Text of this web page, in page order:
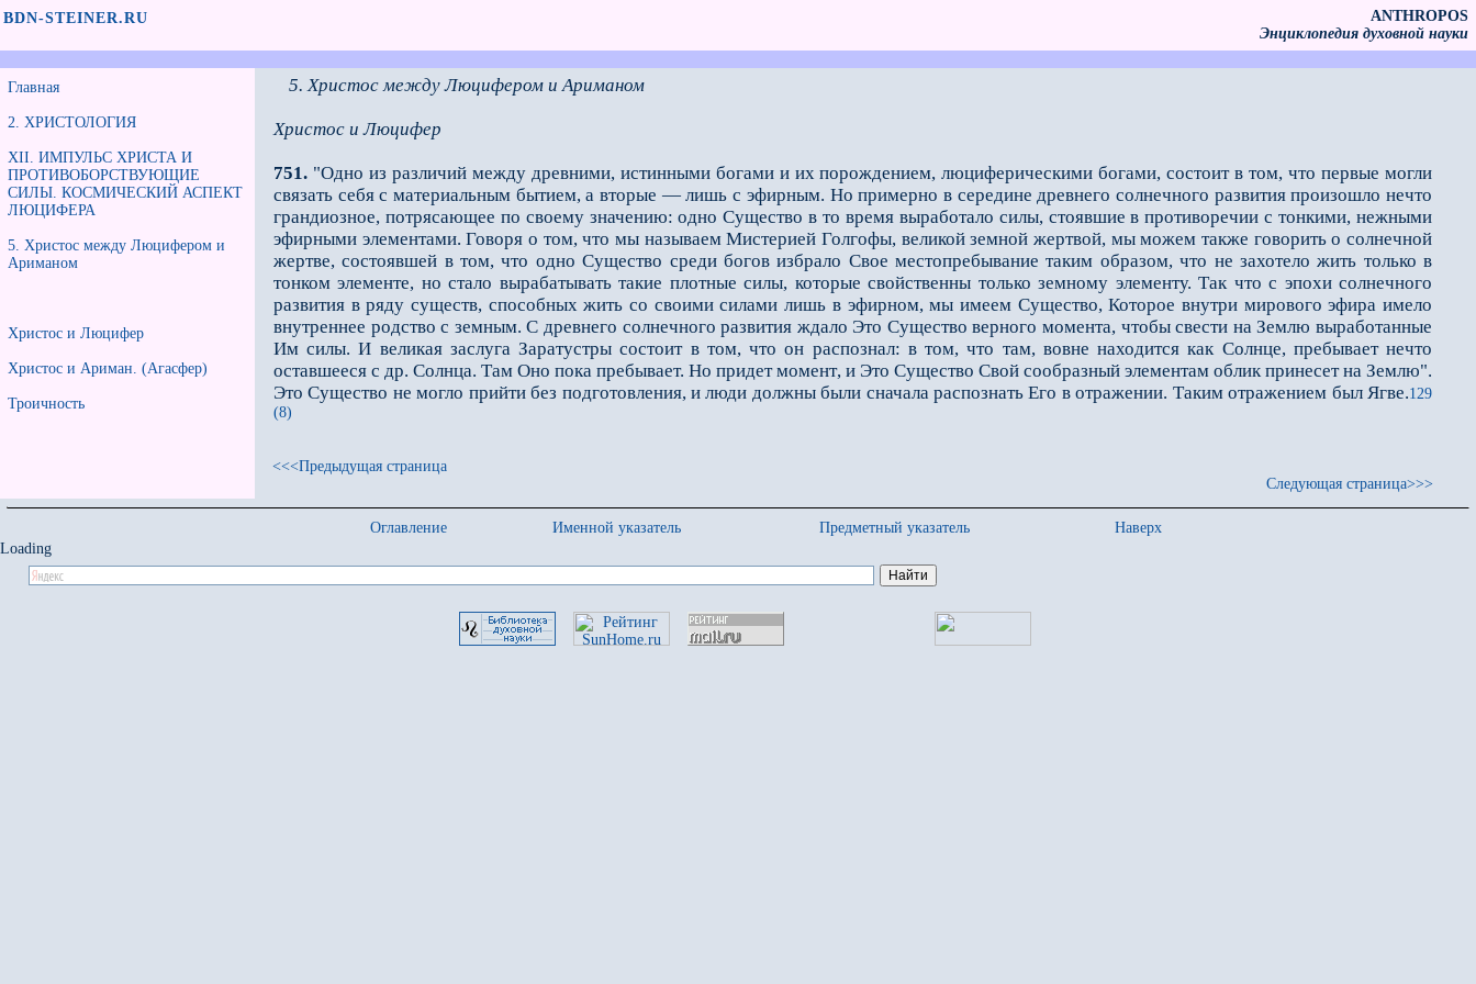
BDN-STEINER.RU
ANTHROPOS
Энциклопедия духовной науки
Главная
2. ХРИСТОЛОГИЯ
XII. ИМПУЛЬС ХРИСТА И
ПРОТИВОБОРСТВУЮЩИЕ
СИЛЫ. КОСМИЧЕСКИЙ АСПЕКТ
ЛЮЦИФЕРА
5. Христос между Люцифером и
Ариманом
Христос и Люцифер
Христос и Ариман. (Агасфер)
Троичность
5. Христос между Люцифером и Ариманом
Христос и Люцифер
751. "Одно из различий между древними, истинными богами и их порождением, люциферическими богами, состоит в том, что первые могли
связать себя с материальным бытием, а вторые — лишь с эфирным. Но примерно в середине древнего солнечного развития произошло нечто
грандиозное, потрясающее по своему значению: одно Существо в то время выработало силы, стоявшие в противоречии с тонкими, нежными
эфирными элементами. Говоря о том, что мы называем Мистерией Голгофы, великой земной жертвой, мы можем также говорить о солнечной
жертве, состоявшей в том, что одно Существо среди богов избрало Свое местопребывание таким образом, что не захотело жить только в
тонком элементе, но стало вырабатывать такие плотные силы, которые свойственны только земному элементу. Так что с эпохи солнечного
развития в ряду существ, способных жить со своими силами лишь в эфирном, мы имеем Существо, Которое внутри мирового эфира имело
внутреннее родство с земным. С древнего солнечного развития ждало Это Существо верного момента, чтобы свести на Землю выработанные
Им силы. И великая заслуга Заратустры состоит в том, что он распознал: в том, что там, вовне находится как Солнце, пребывает нечто
оставшееся с др. Солнца. Там Оно пока пребывает. Но придет момент, и Это Существо Свой сообразный элементам облик принесет на Землю".
Это Существо не могло прийти без подготовления, и люди должны были сначала распознать Его в отражении. Таким отражением был Ягве.129
(8)
<<<Предыдущая страница
Следующая страница>>>
Оглавление Именной указатель Предметный указатель
Наверх
Loading